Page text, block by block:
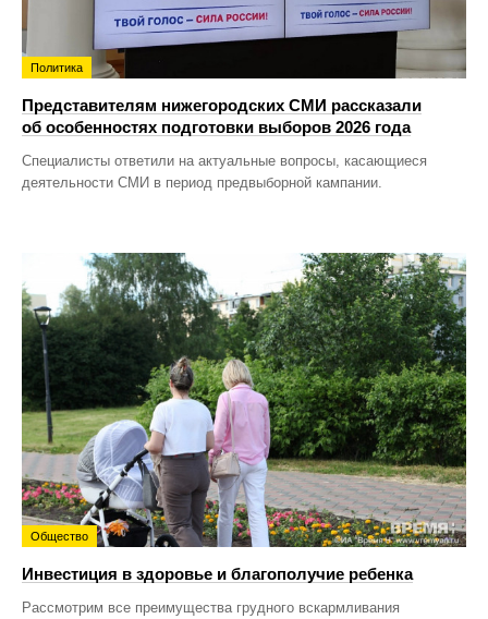
Политика
Представителям нижегородских СМИ рассказали
об особенностях подготовки выборов 2026 года
Специалисты ответили на актуальные вопросы, касающиеся
деятельности СМИ в период предвыборной кампании.
Общество
Инвестиция в здоровье и благополучие ребенка
Рассмотрим все преимущества грудного вскармливания